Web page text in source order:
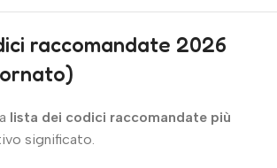
raccomandate 2026
lista dei codici raccomandate più
significato.